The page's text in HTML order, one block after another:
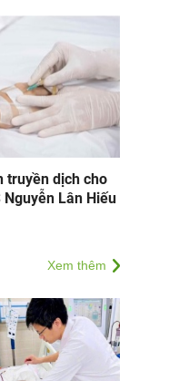
truyền dịch cho
Nguyễn Lân Hiếu
Xem thêm